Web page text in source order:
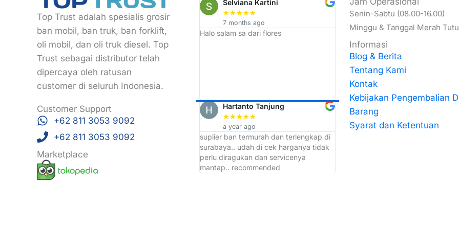
Top Trust adalah spesialis grosir
ban mobil, ban truk, ban forklift,
oli mobil, dan oli truk diesel. Top
Trust sebagai distributor telah
dipercaya oleh ratusan
customer di seluruh Indonesia.
Customer Support
+62 811 3053 9092
+62 811 3053 9092
Marketplace
Rizky Eko
★ ★★ ★
2 year ago
Awalnya mau cari roti ban di sekitar sini
eh ketemunya malah tempat grosir ban
tapi enggak apa apa lah, dari
sini saya jadi tau tempat Grosir Ban
terbaik d wilayah Surabaya yaitu TOP
TRUST
Selviana Kartini
★★★★★
7 months ago
Halo salam sa dari flores
Budi ari Wibowo
★★★★★
11 months ago
Trimakasih Top Trust penjualan
termurah se JATIM
Arri Bojonk
★ ★ ★★★
a year ago
Ckup bntang saja
Hartanto Tanjung
★★★★★
a year ago
suplier ban termurah dan terlengkap di
surabaya.. udah di cek harganya tidak
perlu diragukan dan servicenya
mantap.. recommended
★ ★★
a year ago
Senin-Sabtu (08.00-16.00)
Minggu & Tanggal Merah
Informasi
Blog & Berita
Tentang Kami
Kontak
Kebijakan Pengembalian
Barang
Syarat dan Ketentuan